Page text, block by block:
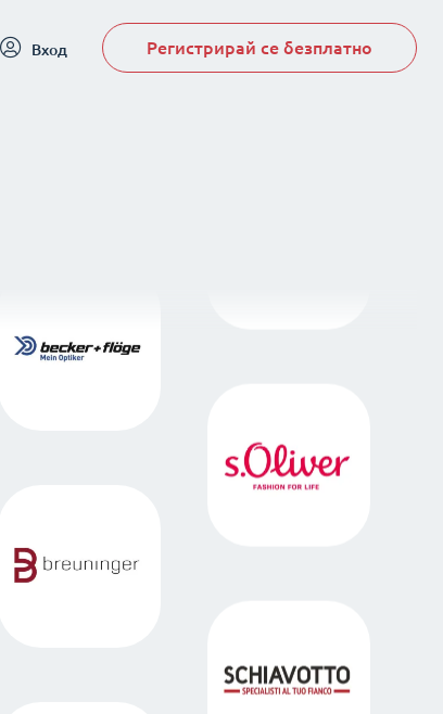
Вход Регистрирай се безплатно